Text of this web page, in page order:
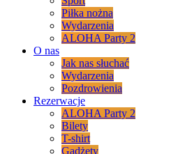
Piłka nożna
Wydarzenia
ALOHA Party 2
O nas
Jak nas słuchać
Wydarzenia
Pozdrowienia
Rezerwacje
ALOHA Party 2
Bilety
T-shirt
Gadżety